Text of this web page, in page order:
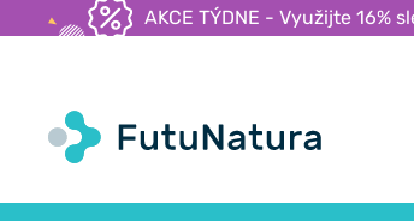
AKCE TÝDNE - Využijte 16%